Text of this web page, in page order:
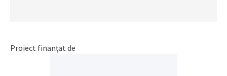
Proiect finanțat de